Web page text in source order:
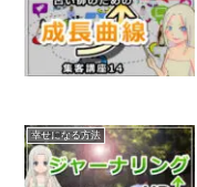
幸せになる方法